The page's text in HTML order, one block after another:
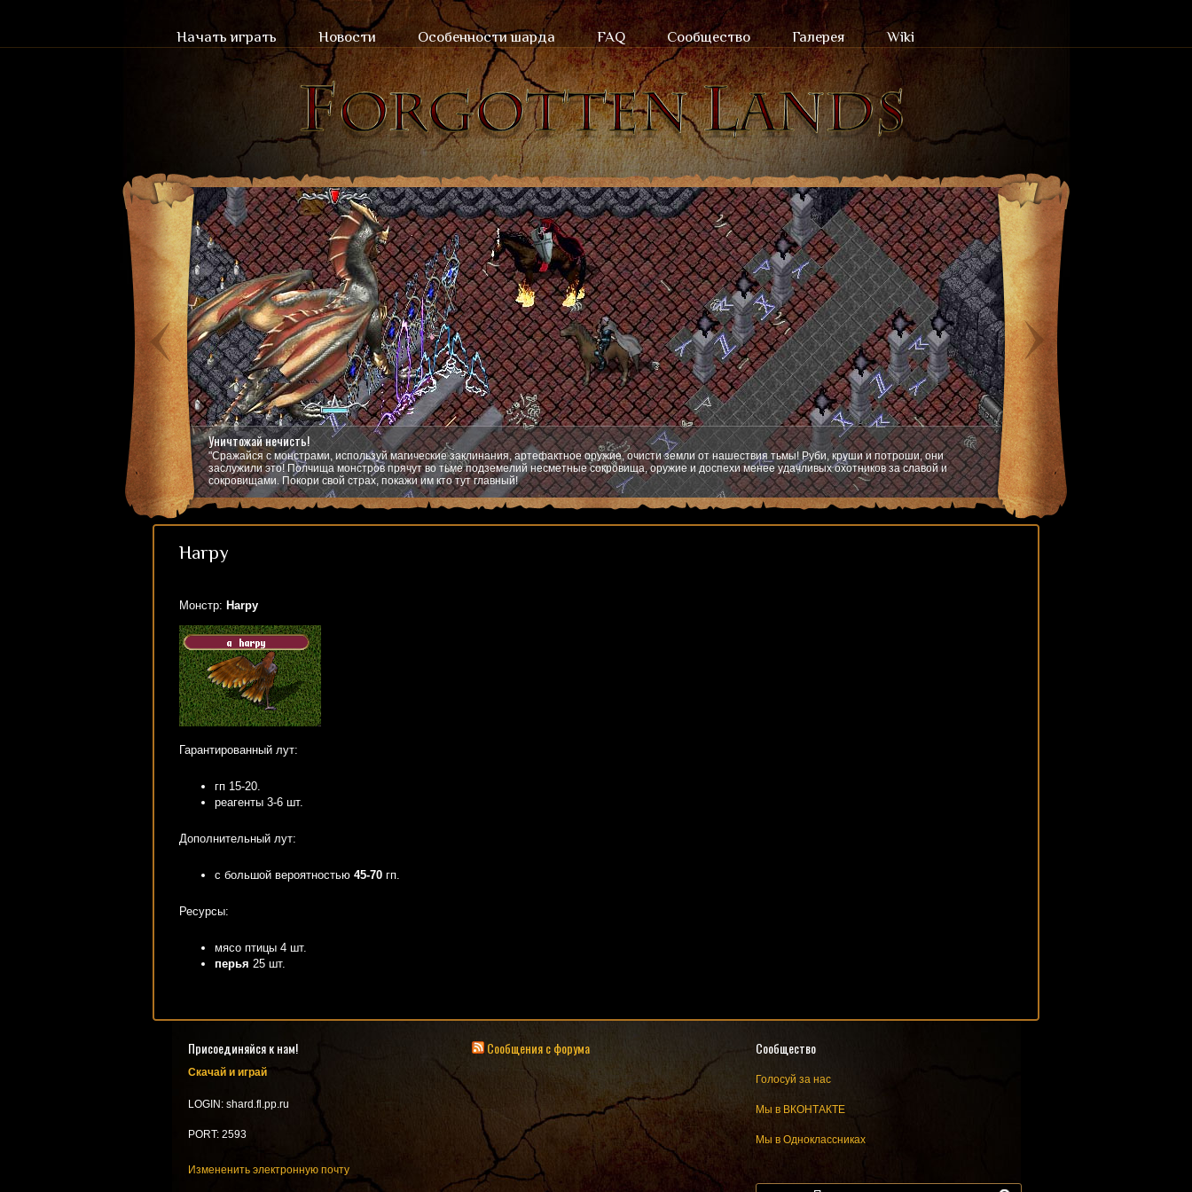
Начать играть Новости Особенности шарда FAQ Сообщество Галерея Wiki
Уничтожай нечисть!
"Сражайся с монстрами, используй магические заклинания, артефактное оружие, очисти земли от нашествия тьмы! Руби, круши и потроши, они
заслужили это! Полчища монстров прячут во тьме подземелий несметные сокровища, оружие и доспехи менее удачливых охотников за славой и
сокровищами. Покори свой страх, покажи им кто тут главный!
Harpy
Монстр: Harpy
Гарантированный лут:
гп 15-20.
реагенты 3-6 шт.
Дополнительный лут:
с большой вероятностью 45-70 гп.
Ресурсы:
мясо птицы 4 шт.
перья 25 шт.
Присоединяйся к нам!
Скачай и играй
LOGIN: shard.fl.pp.ru
PORT: 2593
Измененить электронную почту
Сообщения с форума Сообщество
Голосуй за нас
Мы в ВКОНТАКТЕ
Мы в Одноклассниках